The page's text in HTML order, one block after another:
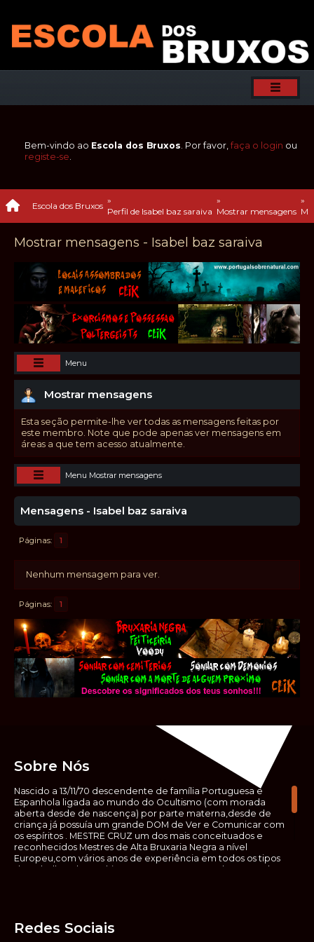
Bem-vindo ao Escola dos Bruxos. Por favor, faça o login ou
registe-se.
Escola dos Bruxos
»
Perfil de Isabel baz saraiva
»
Mostrar mensagens
»
Mostrar mensagens - Isabel baz saraiva
Menu
Mostrar mensagens
Esta seção permite-lhe ver todas as mensagens feitas por
este membro. Note que pode apenas ver mensagens em
áreas a que tem acesso atualmente.
Menu Mostrar mensagens
Mensagens - Isabel baz saraiva
Páginas 1
Nenhum mensagem para ver.
Páginas 1
Sobre Nós
Nascido a 13/11/70 descendente de família Portuguesa e
Espanhola ligada ao mundo do Ocultismo (com morada
aberta desde de nascença) por parte materna,desde de
criança já possuía um grande DOM de Ver e Comunicar com
os espíritos . MESTRE CRUZ um dos mais conceituados e
reconhecidos Mestres de Alta Bruxaria Negra a nível
Europeu,com vários anos de experiência em todos os tipos
de trabalhos de Ocultismo. Escreveu os seus saberes ocultos
não o faça sem precauções e sem possuir a devida
Redes Sociais